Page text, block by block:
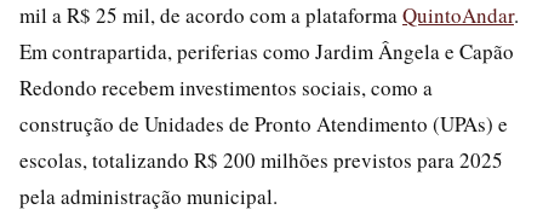
mil a R$ 25 mil, de acordo com a plataformaQuintoAndar.
Em contrapartida, periferias como Jardim Ângela e Capão
Redondo recebem investimentos sociais, como a
construção de Unidades de Pronto Atendimento (UPAs) e
escolas, totalizando R$ 200 milhões previstos para 2025
pela administração municipal.